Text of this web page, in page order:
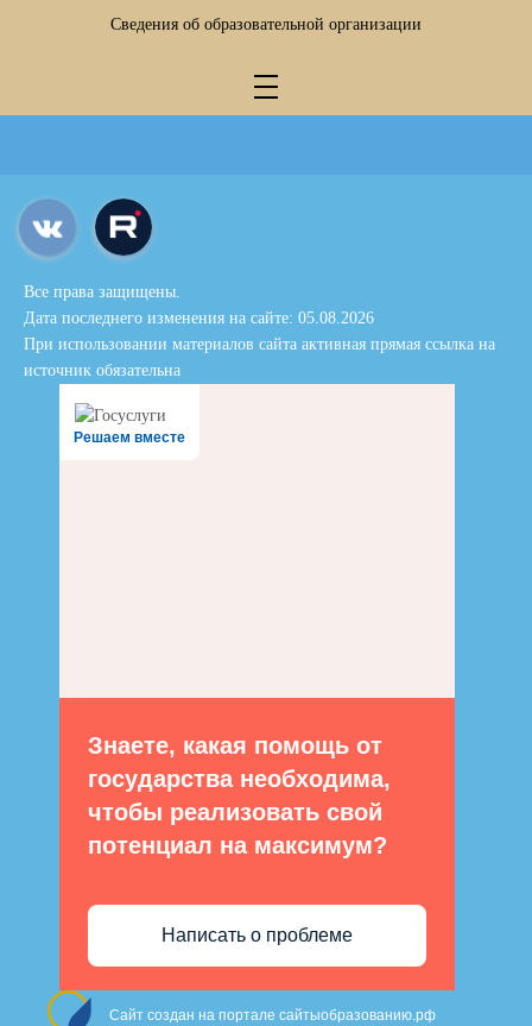
Сведения об образовательной организации
Все права защищены.
Дата последнего изменения на сайте: 05.08.2026
При использовании материалов сайта активная прямая ссылка на
источник обязательна
Решаем вместе
Знаете, какая помощь от
государства необходима,
чтобы реализовать свой
потенциал на максимум?
Написать о проблеме
Сайт создан на портале сайтыобразованию.рф